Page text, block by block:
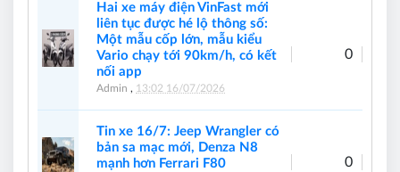
Hai xe máy điện VinFast mới
liên tục được hé lộ thông số:
Một mẫu cốp lớn, mẫu kiểu
Vario chạy tới 90km/h, có kết
nối app
Admin , 13:02 16/07/2026
0
Tin xe 16/7: Jeep Wrangler có
bản sa mạc mới, Denza N8
mạnh hơn Ferrari F80
0